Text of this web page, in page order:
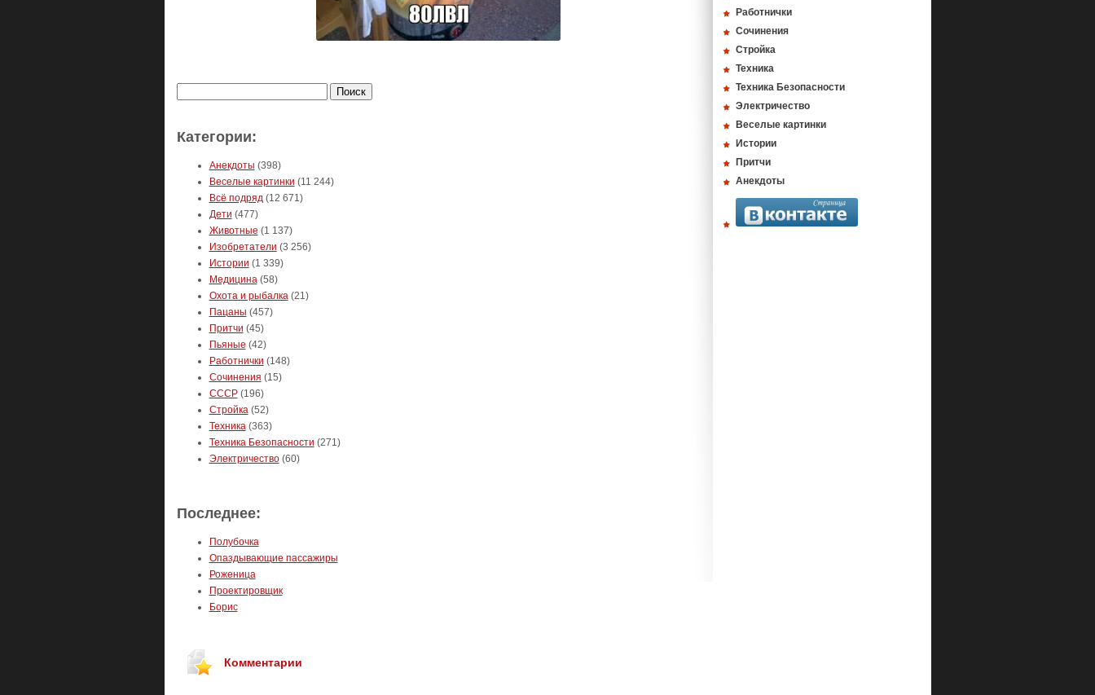
Категории:
Анекдоты (398)
Веселые картинки (11 244)
Всё подряд(12 671)
Дети (477)
Животные (1 137)
Изобретатели (3 256)
Истории (1 339)
Медицина(58)
Охота и рыбалка(21)
Пацаны (457)
Притчи (45)
Пьяные (42)
Работнички (148)
Сочинения (15)
СССР(196)
Стройка(52)
Техника(363)
Техника Безопасности (271)
Электричество(60)
Последнее:
Полубочка
Опаздывающие пассажиры
Роженица
Проектировщик
Борис
Комментарии
Работнички
Сочинения
Стройка
Техника
Техника Безопасности
Электричество
Веселые картинки
Истории
Притчи
Анекдоты